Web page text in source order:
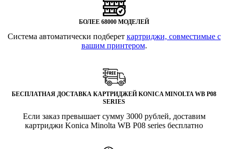
БОЛЕЕ 68000 МОДЕЛЕЙ
Система автоматически подберет картриджи, совместимые с
вашим принтером.
БЕСПЛАТНАЯ ДОСТАВКА КАРТРИДЖЕЙ KONICA MINOLTA WB P08
SERIES
Если заказ превышает сумму 3000 рублей, доставим
картриджи Konica Minolta WB P08 series бесплатно